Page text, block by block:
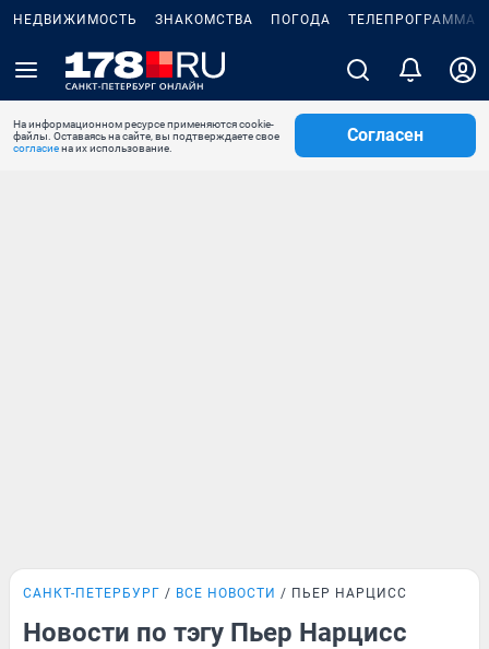
НЕДВИЖИМОСТЬ ЗНАКОМСТВА ПОГОДА ТЕЛЕПРОГРАММА
На информационном ресурсе применяются cookie-
файлы. Оставаясь на сайте, вы подтверждаете свое
согласиена их использование.
Согласен
САНКТ-ПЕТЕРБУРГ ВСЕ НОВОСТИ ПЬЕР НАРЦИСС
Новости по тэгу Пьер Нарцисс